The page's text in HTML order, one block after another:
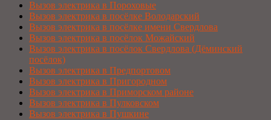
Вызов электрика в Пороховые
Вызов электрика в посёлке Володарский
Вызов электрика в посёлке имени Свердлова
Вызов электрика в посёлок Можайский
Вызов электрика в посёлок Свердлова (Дёминский
посёлок)
Вызов электрика в Предпортовом
Вызов электрика в Пригородном
Вызов электрика в Приморском районе
Вызов электрика в Пулковском
Вызов электрика в Пушкине